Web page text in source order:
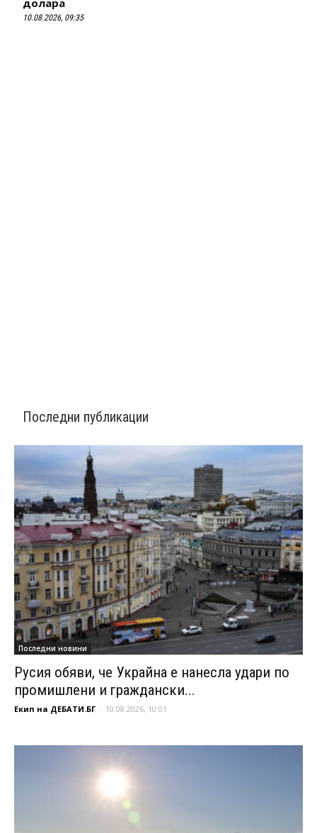
10.08.2026, 09:35
Последни публикации
Последни новини
Русия обяви, че Украйна е нанесла удари по
промишлени и граждански...
Екип на ДЕБАТИ.БГ - 10.08.2026, 10:01